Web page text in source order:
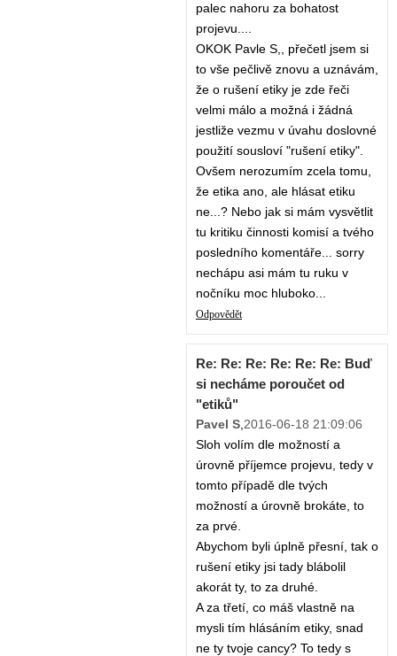
palec nahoru za bohatost
projevu....
OKOK Pavle S,, přečetl jsem si
to vše pečlivě znovu a uznávám,
že o rušení etiky je zde řeči
velmi málo a možná i žádná
jestliže vezmu v úvahu doslovné
použití sousloví "rušení etiky".
Ovšem nerozumím zcela tomu,
že etika ano, ale hlásat etiku
ne...? Nebo jak si mám vysvětlit
tu kritiku činnosti komisí a tvého
posledního komentáře... sorry
nechápu asi mám tu ruku v
nočníku moc hluboko...
Odpovědět
Re: Re: Re: Re: Re: Re: Buď
si necháme poroučet od
"etiků"
Pavel S,2016-06-18 21:09:06
Sloh volím dle možností a
úrovně příjemce projevu, tedy v
tomto případě dle tvých
možností a úrovně brokáte, to
za prvé.
Abychom byli úplně přesní, tak o
rušení etiky jsi tady blábolil
akorát ty, to za druhé.
A za třetí, co máš vlastně na
mysli tím hlásáním etiky, snad
ne ty tvoje cancy? To tedy s